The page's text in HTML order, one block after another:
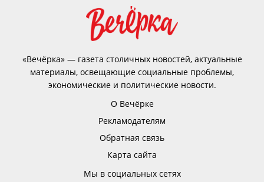
«Вечёрка» — газета столичных новостей, актуальные
материалы, освещающие социальные проблемы,
экономические и политические новости.
О Вечёрке
Рекламодателям
Обратная связь
Карта сайта
Мы в социальных сетях